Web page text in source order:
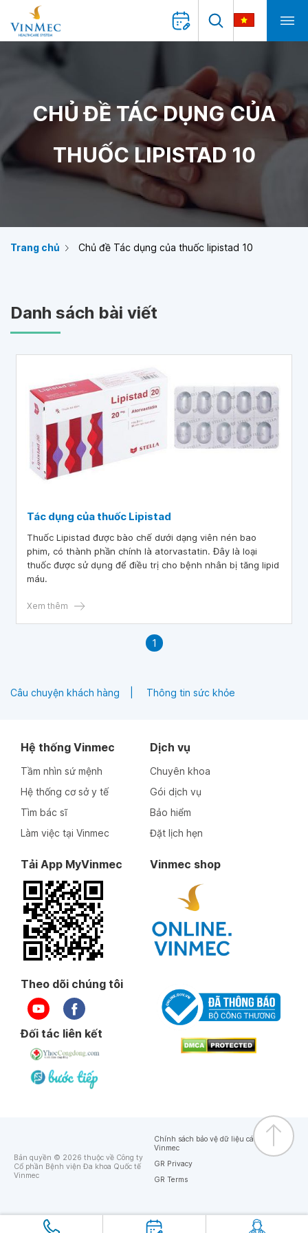
CHỦ ĐỀ TÁC DỤNG CỦA
THUỐC LIPISTAD 10
Trang chủ Chủ đề Tác dụng của thuốc lipistad 10
Danh sách bài viết
Tác dụng của thuốc Lipistad
Thuốc Lipistad được bào chế dưới dạng viên nén bao
phim, có thành phần chính là atorvastatin. Đây là loại
thuốc được sử dụng để điều trị cho bệnh nhân bị tăng lipid
máu.
Xem thêm
1
Câu chuyện khách hàng Thông tin sức khỏe
Hệ thống Vinmec
Tầm nhìn sứ mệnh
Hệ thống cơ sở y tế
Tìm bác sĩ
Làm việc tại Vinmec
Dịch vụ
Chuyên khoa
Gói dịch vụ
Bảo hiểm
Đặt lịch hẹn
Tải App MyVinmec Vinmec shop
Theo dõi chúng tôi
Đối tác liên kết
Bản quyền © 2026 thuộc về Công ty
Cổ phần Bệnh viện Đa khoa Quốc tế
Vinmec
Chính sách bảo vệ dữ liệu cá nhân của
Vinmec
GR Privacy
GR Terms